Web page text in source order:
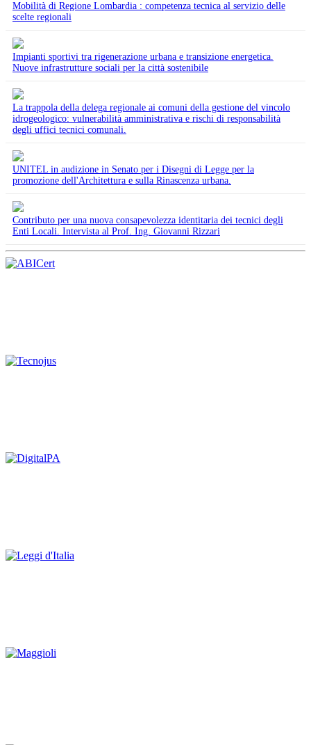
Mobilità di Regione Lombardia : competenza tecnica al servizio delle
scelte regionali
Impianti sportivi tra rigenerazione urbana e transizione energetica.
Nuove infrastrutture sociali per la città sostenibile
La trappola della delega regionale ai comuni della gestione del vincolo
idrogeologico: vulnerabilità amministrativa e rischi di responsabilità
degli uffici tecnici comunali.
UNITEL in audizione in Senato per i Disegni di Legge per la
promozione dell'Architettura e sulla Rinascenza urbana.
Contributo per una nuova consapevolezza identitaria dei tecnici degli
Enti Locali. Intervista al Prof. Ing. Giovanni Rizzari